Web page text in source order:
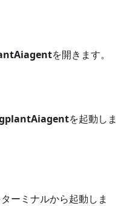
を開きます。
を起動しま
ーミナルから起動しま